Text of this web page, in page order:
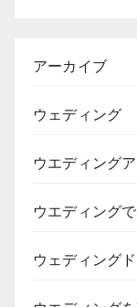
アーカイブ
ウェディング
ウエディング
ウエディング
ウェディング